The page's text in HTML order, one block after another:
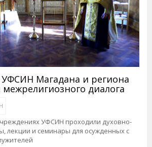
Магадана и региона
диалога
УФСИН проходили духовно-
лекции и семинары для осужденных с